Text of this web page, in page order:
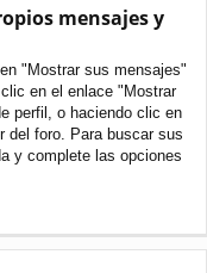
mensajes y
"Mostrar sus mensajes"
en el enlace "Mostrar
perfil, o haciendo clic en
del foro. Para buscar sus
y complete las opciones